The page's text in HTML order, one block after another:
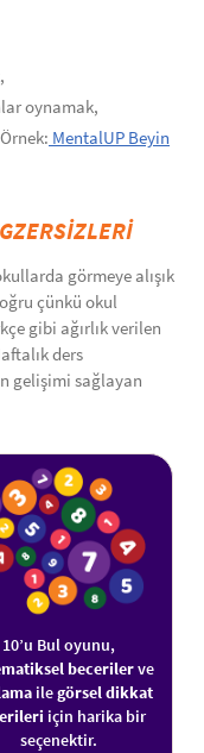
oynamak,
MentalUP Beyin
görmeye alışık
çünkü okul
gibi ağırlık verilen
ders
gelişimi sağlayan
10’u Bul oyunu,
becerilerve
ilegörsel dikkat
için harika bir
seçenektir.